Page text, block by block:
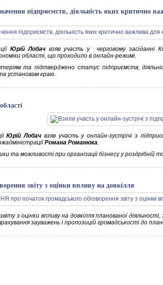
підприємств, діяльність яких критично
Юрій Лобачвзяв участь у черговому засіданні
області, що проходило в онлайн-режимі.
та підтверджено статус підприємств,
установам краю.
Юрій Лобач взяв участь у онлайн-зустрічі з
Романа Романюка.
та можливості при організації бізнесу у роздрібній
звіту з оцінки впливу на довкілля
з оцінки впливу на довкілля планованої діяльності,
зауважень і пропозицій громадськості до